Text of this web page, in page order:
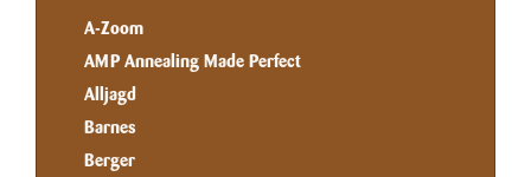
A-Zoom
AMP Annealing Made Perfect
Alljagd
Barnes
Berger